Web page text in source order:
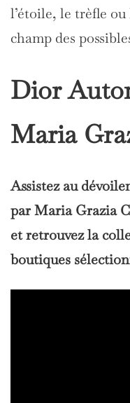
l’étoile, le trèfle
champ des
Dior
Maria
Assistez au
par Maria Grazia
et retrouvez la
boutiques